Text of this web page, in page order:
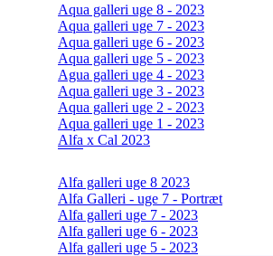
Aqua galleri uge 8 - 2023
Aqua galleri uge 7 - 2023
Aqua galleri uge 6 - 2023
Aqua galleri uge 5 - 2023
Agua galleri uge 4 - 2023
Aqua galleri uge 3 - 2023
Aqua galleri uge 2 - 2023
Aqua galleri uge 1 - 2023
Alfa x Cal 2023
Alfa galleri uge 8 2023
Alfa Galleri - uge 7 - Portræt
Alfa galleri uge 7 - 2023
Alfa galleri uge 6 - 2023
Alfa galleri uge 5 - 2023